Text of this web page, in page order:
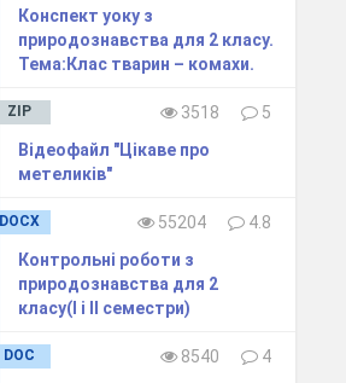
Конспект уоку з
природознавства для 2 класу.
Тема:Клас тварин – комахи.
ZIP 3518
5
Відеофайл "Цікаве про
метеликів"
DOCX 55204
4.8
Контрольні роботи з
природознавства для 2
класу(І і ІІ семестри)
DOC 8540
4